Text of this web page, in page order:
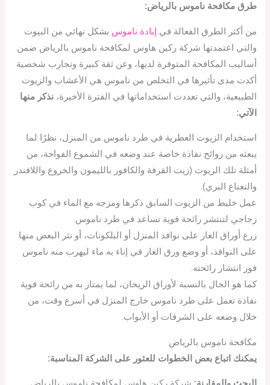
طرق مكافحة ناموس بالرياض:
من أكثر الطرق الفعالة في إبادة ناموس بشكل نهائي من البيوت
والتي اعتمدتها شركة ركين هاوس لمكافحة ناموس بالرياض ضمن
أساليب المكافحة المتوفرة لديها، وعن ثقة كبيرة وتجارب شخصية
أكدت مدى تأثيرها في التخلص من ناموس هي الأعشاب والزيوت
الطبيعية، والتي تعددت استخداماتها في الفترة الأخيرة،نذكر منها
الآتي:
استخدام الزيوت العطرية في طرد ناموس من المنزل، نظرًا لما
يبعثه من روائح نفاذة خاصة عند وضعه في الشموع الفواحة، من
أمثلة تلك الزيوت (زيت القرفة والكافور بالليمون والخروع واللافندر
والنعناع البري).
عمل خليط من الزيوت السابق ذكرها ومزجه مع الماء في كوب
زجاجي لتنتشر رائحة قوية تساعد في طرد ناموس.
زرع أوراق الغار على نوافذ المنزل أو البلكونات، أو نثر البعض منها
على النوافذ، أو وضع ورق الغار في إناء به ماء ليهرب منه ناموس
فور انتشار رائحته.
كما هو الحال بالنسبة لأوراق الريحان، لما يمتاز به من رائحة قوية
نفاذة تعمل على طرد ناموس خارج المنزل في أسرع وقت، من
خلال وضعه على الشرفات أو الأبواب.
مكافحة ناموس بالرياض
يمكنك اتباع بعض الخطوات للعثور على الشركة المناسبة: